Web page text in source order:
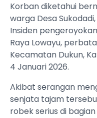
​Korban diketahui
warga Desa
Insiden
Raya Lowayu,
Kecamatan Dukun,
4 Januari 2026.
​Akibat serangan
senjata tajam
robek serius di